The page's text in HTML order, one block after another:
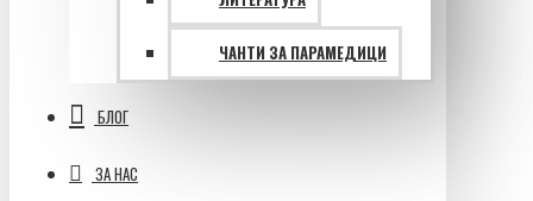
ЧАНТИ ЗА ПАРАМЕДИЦИ
БЛОГ
ЗА НАС